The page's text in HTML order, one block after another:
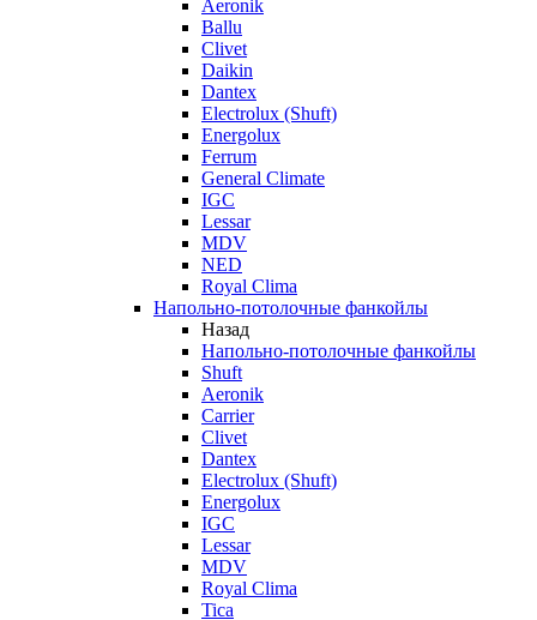
Aeronik
Ballu
Clivet
Daikin
Dantex
Electrolux (Shuft)
Energolux
Ferrum
General Climate
IGC
Lessar
MDV
NED
Royal Clima
Напольно-потолочные фанкойлы
Назад
Напольно-потолочные фанкойлы
Shuft
Aeronik
Carrier
Clivet
Dantex
Electrolux (Shuft)
Energolux
IGC
Lessar
MDV
Royal Clima
Tica